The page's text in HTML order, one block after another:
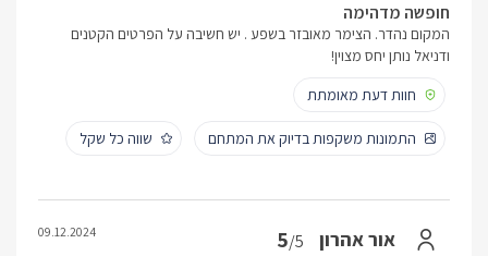
חופשה מדהימה
המקום נהדר. הצימר מאובזר בשפע . יש חשיבה על הפרטים הקטנים
ודניאל נותן יחס מצוין!
חוות דעת מאומתת
התמונות משקפות בדיוק את המתחם שווה כל שקל
אור אהרון 5/5
09.12.2024